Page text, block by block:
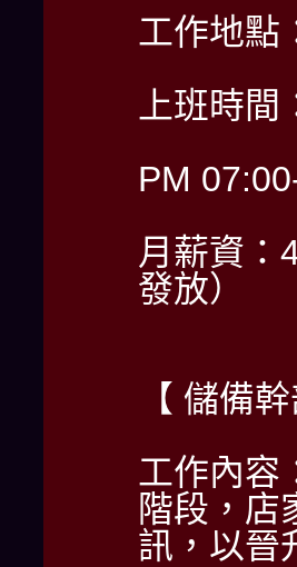
工作地點
上班時
PM
月薪資：
發放）
【 儲備
工作內容
階段，店
訊，以晉